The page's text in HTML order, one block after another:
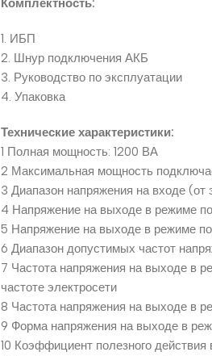
1. ИБП
2. Шнур подключения АКБ
3. Руководство по эксплуатации
4. Упаковка
Технические характеристики:
1 Полная мощность: 1200 ВА
2 Максимальная мощность
3 Диапазон напряжения на входе (от
4 Напряжение на выходе в режиме
5 Напряжение на выходе в режиме
6 Диапазон допустимых частот
7 Частота напряжения на выходе в
частоте электросети
8 Частота напряжения на выходе в
9 Форма напряжения на выходе в
10 Коэффициент полезного